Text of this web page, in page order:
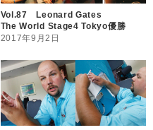
Vol.87 Leonard Gates
The World Stage4 Tokyo優勝
2017年9月2日